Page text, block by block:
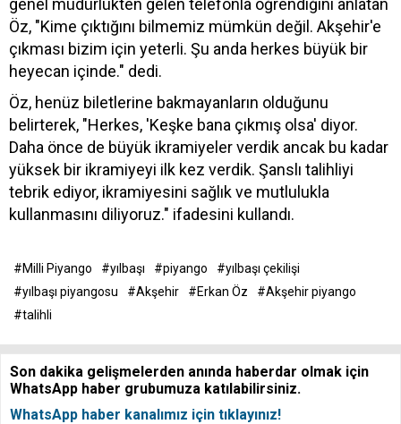
genel müdürlükten gelen telefonla öğrendiğini anlatan
Öz, "Kime çıktığını bilmemiz mümkün değil. Akşehir'e
çıkması bizim için yeterli. Şu anda herkes büyük bir
heyecan içinde." dedi.
Öz, henüz biletlerine bakmayanların olduğunu
belirterek, "Herkes, 'Keşke bana çıkmış olsa' diyor.
Daha önce de büyük ikramiyeler verdik ancak bu kadar
yüksek bir ikramiyeyi ilk kez verdik. Şanslı talihliyi
tebrik ediyor, ikramiyesini sağlık ve mutlulukla
kullanmasını diliyoruz." ifadesini kullandı.
#Milli Piyango #yılbaşı #piyango
#yılbaşı çekilişi
#yılbaşı piyangosu
#Akşehir #Erkan Öz
#Akşehir piyango
#talihli
Son dakika gelişmelerden anında haberdar olmak için
WhatsApp haber grubumuza katılabilirsiniz.
WhatsApp haber kanalımız için tıklayınız!